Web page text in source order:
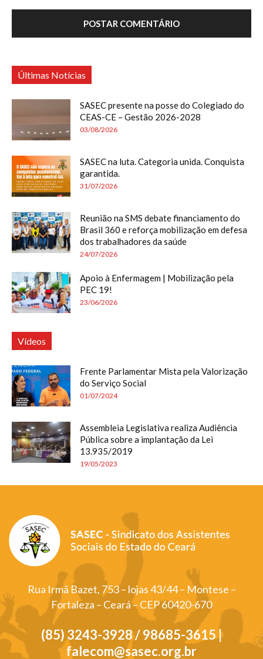
Últimas Notícias
SASEC presente na posse do Colegiado do
CEAS-CE – Gestão 2026-2028
03/08/2026
SASEC na luta. Categoria unida. Conquista
garantida.
31/07/2026
Reunião na SMS debate financiamento do
Brasil 360 e reforça mobilização em defesa
dos trabalhadores da saúde
24/07/2026
Apoio à Enfermagem | Mobilização pela
PEC 19!
23/06/2026
Vídeos
Frente Parlamentar Mista pela Valorização
do Serviço Social
01/07/2024
Assembleia Legislativa realiza Audiência
Pública sobre a implantação da Lei
13.935/2019
19/05/2023
Rua Irmã Bazet, 753 – lojas 43/44 – Montese –
Fortaleza – Ceará – CEP 60420-670
(85) 3243-3928 / 98685-3615 |
falecom@sasec.org.br